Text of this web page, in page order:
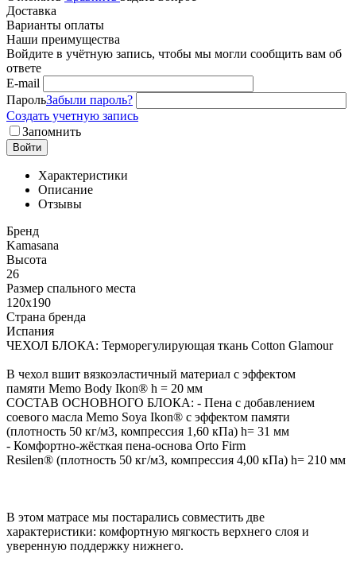
Доставка
Варианты оплаты
Наши преимущества
Войдите в учётную запись, чтобы мы могли сообщить вам об
ответе
E-mail
ПарольЗабыли пароль?
Создать учетную запись
Запомнить
Войти
Характеристики
Описание
Отзывы
Бренд
Kamasana
Высота
26
Размер спального места
120x190
Страна бренда
Испания
ЧЕХОЛ БЛОКА: Терморегулирующая ткань Cotton Glamour
В чехол вшит вязкоэластичный материал с эффектом
памяти Memo Body Ikon® h = 20 мм
СОСТАВ ОСНОВНОГО БЛОКА: - Пена с добавлением
соевого масла Memo Soya Ikon® с эффектом памяти
(плотность 50 кг/м3, компрессия 1,60 кПа) h= 31 мм
- Комфортно-жёсткая пена-основа Orto Firm
Resilen® (плотность 50 кг/м3, компрессия 4,00 кПа) h= 210 мм
В этом матрасе мы постарались совместить две
характеристики: комфортную мягкость верхнего слоя и
уверенную поддержку нижнего.